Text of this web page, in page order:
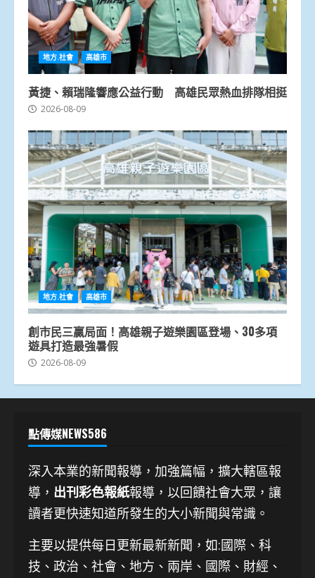
地方.社會 高雄市
黃捷、賴瑞隆響應公益行動 高雄民眾熱血排隊相挺
2026-08-09
地方.社會 高雄市
創市民三贏局面！高雄親子遊樂園區登場、30多項
遊具打造最強暑假
2026-08-09
點傳媒NEWS586
深入本業的新聞報導，加強篇幅，擴大轄區報
導， 出刊彩色報紙報導，以回饋社會大眾，讓
讀者更快速知道所發生的大小新聞與常識。
主要以提供每日更新最新新聞 ，如:國際、科
技、 政治、社會、地方、兩岸、國際、財經、